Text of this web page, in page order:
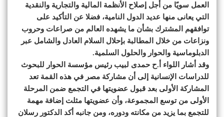
العمل سويًا من أجل إصلاح الأنظمة المالية والتجارية والنقدية
التي يعانى منها عديد الدول النامية، فضلا عن التأكيد على
توافقهم المشترك بشأن ما يشهده العالم من صراعات وحروب
ونزاعات من خلال المطالبة بإحلال السلام العادل والشامل عبر
الدبلوماسية والحوار والحلول السلمية.
وقد أشار اللواء أ.ح حمدى لبيب رئيس مؤسسة الحوار للبحوث
للدراسات الإنسانية إلى أن مشاركة مصر في هذه القمة تعد
المشاركة الأولى بعد قبول عضويتها في التجمع ضمن المرحلة
الأولى من توسع المجموعة، وأن عضويتها مثلت إضافة مهمة
للتجمع بما يزيد من مكانته ودوره، ومن جانبه أكد الدكتور رسلان